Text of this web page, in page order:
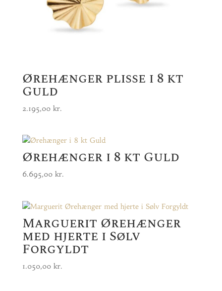
Ørehænger plisse i 8 kt
Guld
2.195,00 kr.
Ørehænger i 8 kt Guld
6.695,00 kr.
Marguerit Ørehænger
med hjerte i Sølv
Forgyldt
1.050,00 kr.